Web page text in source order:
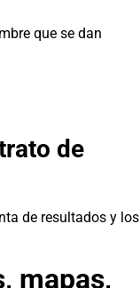
que se dan
de
de resultados y los
mapas,